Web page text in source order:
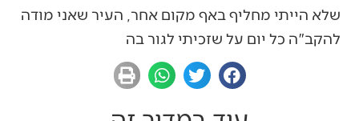
שלא הייתי מחליף באף מקום אחר, העיר שאני מודה
להקב"ה כל יום על שזכיתי לגור בה